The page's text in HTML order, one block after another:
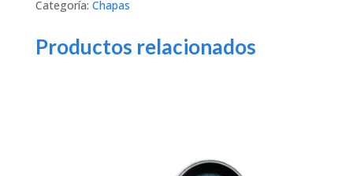
Categoría: Chapas
Productos relacionados